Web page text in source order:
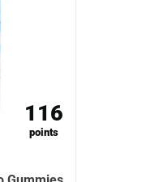
116
points